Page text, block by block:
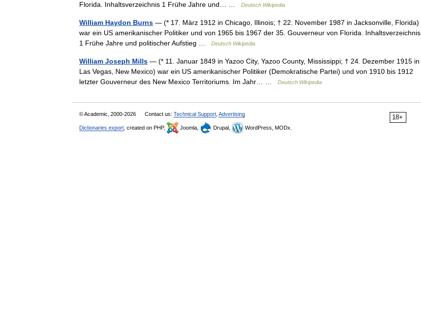
Florida. Inhaltsverzeichnis 1 Frühe Jahre und… …
Deutsch Wikipedia
William Haydon Burns — (* 17. März 1912 in Chicago, Illinois; † 22. November 1987 in Jacksonville, Florida)
war ein US amerikanischer Politiker und von 1965 bis 1967 der 35. Gouverneur von Florida. Inhaltsverzeichnis
1 Frühe Jahre und politischer Aufstieg …
Deutsch Wikipedia
William Joseph Mills — (* 11. Januar 1849 in Yazoo City, Yazoo County, Mississippi; † 24. Dezember 1915 in
Las Vegas, New Mexico) war ein US amerikanischer Politiker (Demokratische Partei) und von 1910 bis 1912
letzter Gouverneur des New Mexico Territoriums. Im Jahr… …
Deutsch Wikipedia
18+
© Academic, 2000-2026 Contact us: Technical Support Advertising
Dictionaries export , created on PHP, Joomla, Drupal, WordPress, MODx.